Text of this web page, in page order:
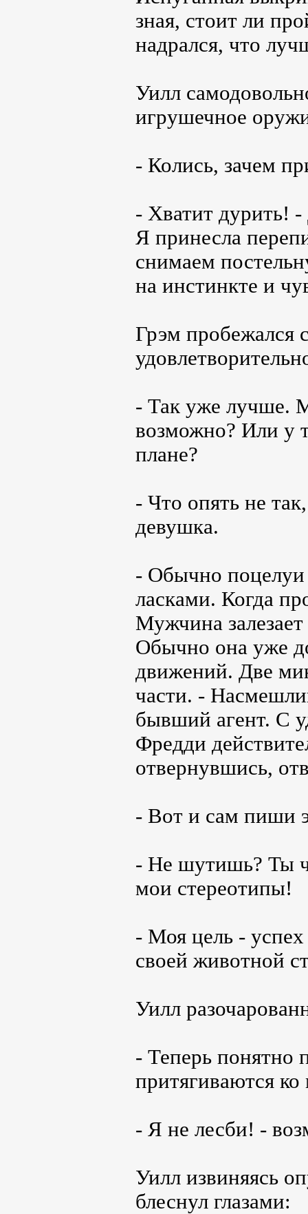
зная, стоит ли
надрался, что
Уилл
игрушечное
- Колись, зачем
- Хватит дурить!
Я принесла
снимаем
на инстинкте и
Грэм пробежался
- Так уже лучше.
возможно? Или у
плане?
- Что опять не
девушка.
- Обычно поцелуи
ласками. Когда
Мужчина
Обычно она уже
движений. Две
части. -
бывший агент. С
Фредди
отвернувшись,
- Вот и сам пиши
- Не шутишь? Ты
мои стереотипы!
- Моя цель -
своей животной
Уилл
- Теперь понятно
притягиваются
- Я не лесби! -
Уилл извиняясь
блеснул глазами: